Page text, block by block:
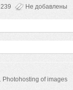
239 Не добавлены
Photohosting of images